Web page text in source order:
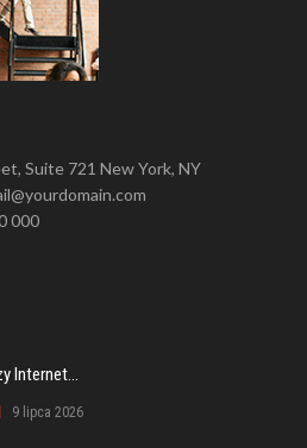
Suite 721 New York, NY
000
Internet...
9 lipca 2026